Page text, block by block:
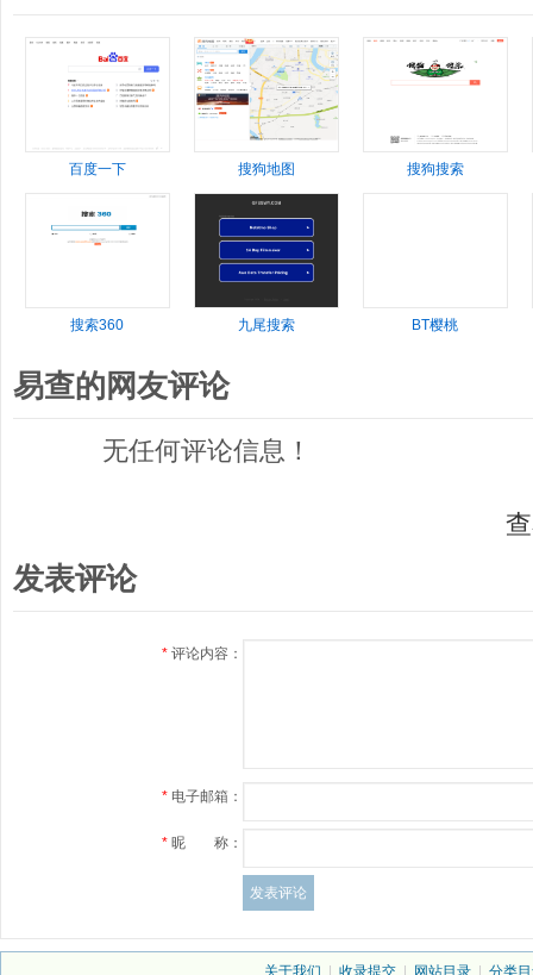
百度一下 搜狗地图 搜狗搜索
搜索360 九尾搜索 BT樱桃
易查的网友评论
无任何评论信息！
发表评论
* 评论内容：
* 电子邮箱：
* 昵 称：
关于我们 收录提交 网站目录 分类